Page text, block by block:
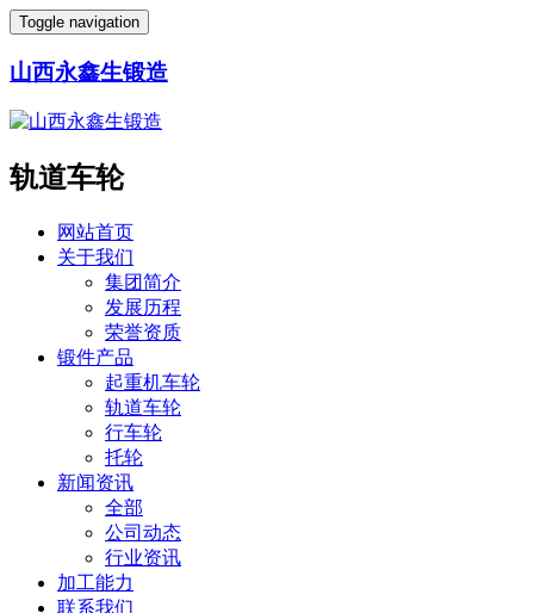
Toggle navigation
山西永鑫生锻造
轨道车轮
网站首页
关于我们
集团简介
发展历程
荣誉资质
锻件产品
起重机车轮
轨道车轮
行车轮
托轮
新闻资讯
全部
公司动态
行业资讯
加工能力
联系我们